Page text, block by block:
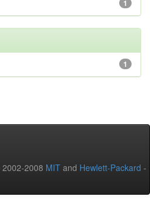
1
1
2008 MIT and Hewlett-Packard -